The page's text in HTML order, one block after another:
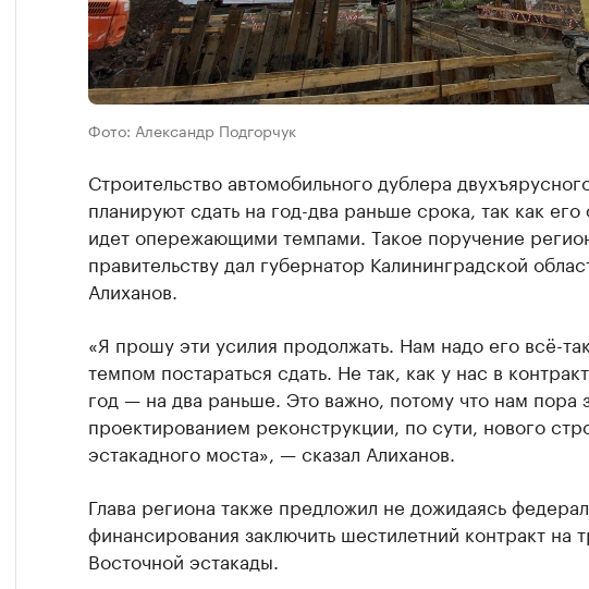
Фото: Александр Подгорчук
Строительство автомобильного дублера
планируют сдать на год-два раньше срока, так как
идет опережающими темпами. Такое поручение
правительству дал губернатор Калининградской
Алиханов.
«Я прошу эти усилия продолжать. Нам надо его всё-
темпом постараться сдать. Не так, как у нас в
год — на два раньше. Это важно, потому что нам пора
проектированием реконструкции, по сути, нового
эстакадного моста», — сказал Алиханов.
Глава региона также предложил не дожидаясь
финансирования заключить шестилетний контракт на
Восточной эстакады.